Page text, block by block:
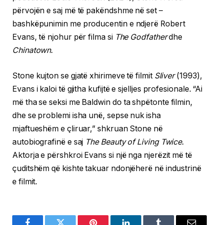
përvojën e saj më të pakëndshme në set –
bashkëpunimin me producentin e ndjerë Robert
Evans, të njohur për filma si The Godfatherdhe
Chinatown.
Stone kujton se gjatë xhirimeve të filmit Sliver(1993),
Evans i kaloi të gjitha kufijtë e sjelljes profesionale. “Ai
më tha se seksi me Baldwin do ta shpëtonte filmin,
dhe se problemi isha unë, sepse nuk isha
mjaftueshëm e çliruar,” shkruan Stone në
autobiografinë e saj The Beauty of Living Twice.
Aktorja e përshkroi Evans si një nga njerëzit më të
çuditshëm që kishte takuar ndonjëherë në industrinë
e filmit.